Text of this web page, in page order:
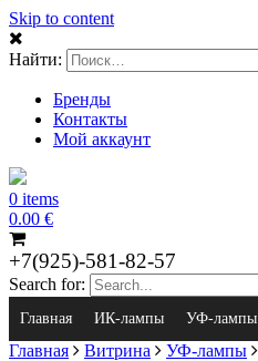
Skip to content
Найти:
Бренды
Контакты
Мой аккаунт
0 items
0.00 €
+7(925)-581-82-57
Search for:
Главная ИК-лампы УФ-лампы
Главная Витрина УФ-лампы